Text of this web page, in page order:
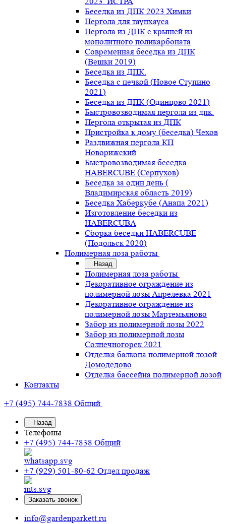
Беседка из ДПК 2023 Химки
Пергола для таунхауса
Пергола из ДПК с крышей из
монолитного поликарбоната
Современная беседка из ДПК
(Вешки 2019)
Беседка из ДПК.
Беседка с печкой (Новое Ступино
2021)
Беседка из ДПК (Одинцово 2021)
Быстровозводимая пергола из дпк.
Пергола открытая из ДПК
Пристройка к дому (беседка) Чехов
Раздвижная пергола КП
Новорижский
Быстровозводимая беседка
HABERCUBE (Серпухов)
Беседка за один день (
Владимирская область 2019)
Беседка Хаберкубе (Анапа 2021)
Изготовление беседки из
HABERCUBA
Сборка беседки HABERCUBE
(Подольск 2020)
Полимерная лоза работы
Назад
Полимерная лоза работы
Декоративное ограждение из
полимерной лозы Апрелевка 2021
Декоративное ограждение из
полимерной лозы Мартемьяново
Забор из полимерной лозы 2022
Забор из полимерной лозы
Солнечногорск 2021
Отделка балкона полимерной лозой
Домодедово
Отделка бассейна полимерной лозой
Контакты
+7 (495) 744-7838 Общий
Назад
Телефоны
+7 (495) 744-7838 Общий
+7 (929) 501-80-62 Отдел продаж
Заказать звонок
info@gardenparkett.ru